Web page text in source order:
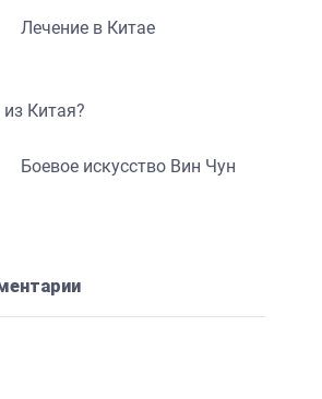
Лечение в Китае
Китая?
Боевое искусство Вин Чун